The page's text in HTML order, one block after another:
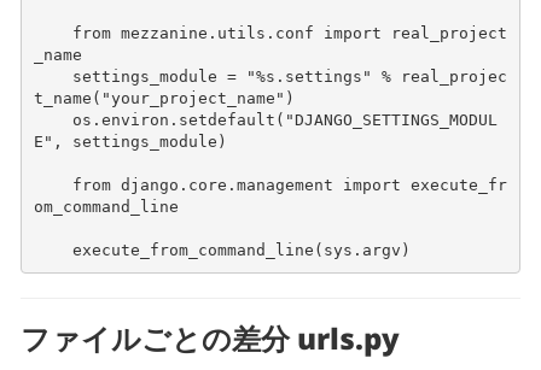
from mezzanine.utils.conf import
real_project
_name
settings_module = "%s .settings" %
real_projec
t_name ( "your_project_name" )
os . environ . setdefault ( "DJANGO_SETTINGS_MODUL
E" , settings_module )
from django.core.management import execute_fr
om_command_line
execute_from_command_line ( sys . argv )
ファイルごとの差分 urls.py